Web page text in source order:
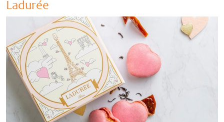
Ladurée